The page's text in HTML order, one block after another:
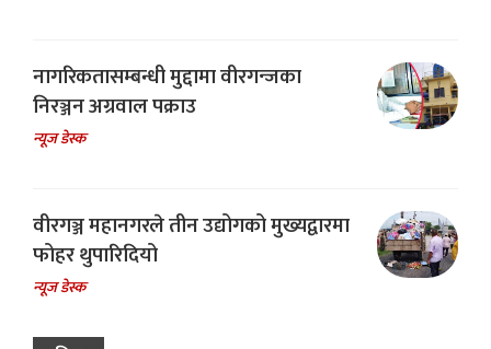
नागरिकतासम्बन्धी मुद्दामा वीरगन्जका
निरञ्जन अग्रवाल पक्राउ
न्यूज डेस्क
वीरगञ्ज महानगरले तीन उद्योगको मुख्यद्वारमा
फोहर थुपारिदियो
न्यूज डेस्क